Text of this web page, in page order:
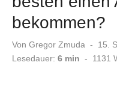
bekommen?
Von Gregor Zmuda
am
15.
Lesedauer: 6 min - 1131